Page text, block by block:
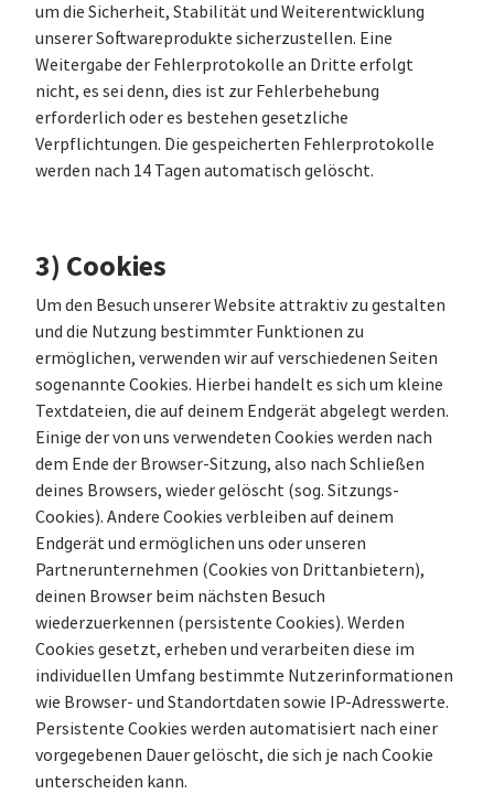
um die Sicherheit, Stabilität und Weiterentwicklung
unserer Softwareprodukte sicherzustellen. Eine
Weitergabe der Fehlerprotokolle an Dritte erfolgt
nicht, es sei denn, dies ist zur Fehlerbehebung
erforderlich oder es bestehen gesetzliche
Verpflichtungen. Die gespeicherten Fehlerprotokolle
werden nach 14 Tagen automatisch gelöscht.
3) Cookies
Um den Besuch unserer Website attraktiv zu gestalten
und die Nutzung bestimmter Funktionen zu
ermöglichen, verwenden wir auf verschiedenen Seiten
sogenannte Cookies. Hierbei handelt es sich um kleine
Textdateien, die auf deinem Endgerät abgelegt werden.
Einige der von uns verwendeten Cookies werden nach
dem Ende der Browser-Sitzung, also nach Schließen
deines Browsers, wieder gelöscht (sog. Sitzungs-
Cookies). Andere Cookies verbleiben auf deinem
Endgerät und ermöglichen uns oder unseren
Partnerunternehmen (Cookies von Drittanbietern),
deinen Browser beim nächsten Besuch
wiederzuerkennen (persistente Cookies). Werden
Cookies gesetzt, erheben und verarbeiten diese im
individuellen Umfang bestimmte Nutzerinformationen
wie Browser- und Standortdaten sowie IP-Adresswerte.
Persistente Cookies werden automatisiert nach einer
vorgegebenen Dauer gelöscht, die sich je nach Cookie
unterscheiden kann.